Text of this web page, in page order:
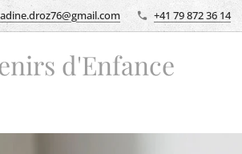
+41 79 872 36 14
d'Enfance